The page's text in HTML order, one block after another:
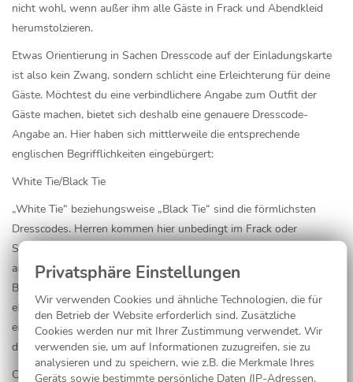
nicht wohl, wenn außer ihm alle Gäste in Frack und Abendkleid
herumstolzieren.
Etwas Orientierung in Sachen Dresscode auf der Einladungskarte
ist also kein Zwang, sondern schlicht eine Erleichterung für deine
Gäste. Möchtest du eine verbindlichere Angabe zum Outfit der
Gäste machen, bietet sich deshalb eine genauere Dresscode-
Angabe an. Hier haben sich mittlerweile die entsprechende
englischen Begrifflichkeiten eingebürgert:
White Tie/Black Tie
„White Tie“ beziehungsweise „Black Tie“ sind die förmlichsten
Dresscodes. Herren kommen hier unbedingt im Frack oder
Smoking mit weißer bzw. schwarzer Krawatte. Damen sind
angehalten, ein elegantes Abendkleid zu tragen, das bis zum
Boden reicht. Dieser strenge Dresscode ist heute auf Hochzeiten
eher selten geworden. Wenn du aber in eine adelige Familie
einheiratest, könnte dieser Dresscode genau die richtige Wahl für
dich sein.
Cocktail
Wir verwenden Cookies und ähnliche Technologien, die für
den Betrieb der Website erforderlich sind. Zusätzliche
Cookies werden nur mit Ihrer Zustimmung verwendet. Wir
verwenden sie, um auf Informationen zuzugreifen, sie zu
analysieren und zu speichern, wie z.B. die Merkmale Ihres
Geräts sowie bestimmte persönliche Daten (IP-Adressen,